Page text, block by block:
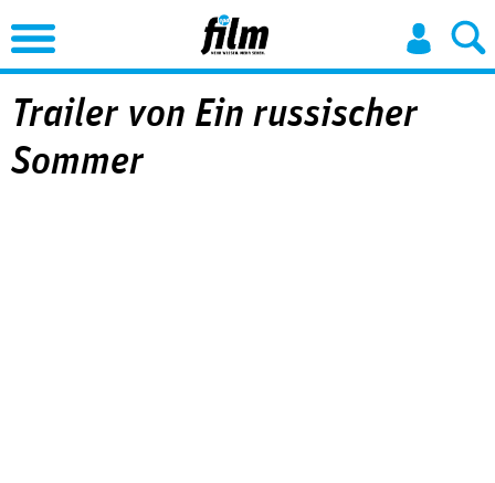
Jump to Navigation
Trailer von Ein russischer
Sommer